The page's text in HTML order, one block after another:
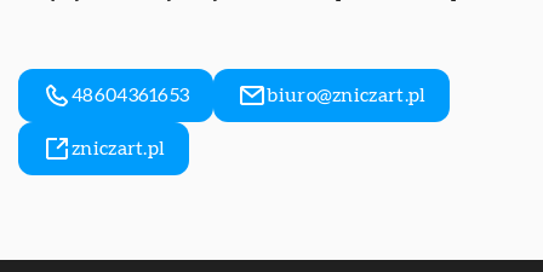
48604361653 biuro@zniczart.pl
zniczart.pl